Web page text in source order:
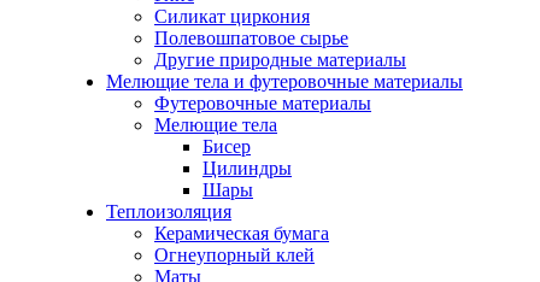
Силикат циркония
Полевошпатовое сырье
Другие природные материалы
Мелющие тела и футеровочные материалы
Футеровочные материалы
Мелющие тела
Бисер
Цилиндры
Шары
Теплоизоляция
Керамическая бумага
Огнеупорный клей
Маты